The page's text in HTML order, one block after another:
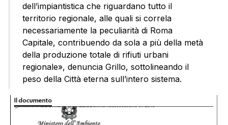
dell’impiantistica che riguardano tutto il
territorio regionale, alle quali si correla
necessariamente la peculiarità di Roma
Capitale, contribuendo da sola a più della metà
della produzione totale di rifiuti urbani
regionale», denuncia Grillo, sottolineando il
peso della Città eterna sull’intero sistema.